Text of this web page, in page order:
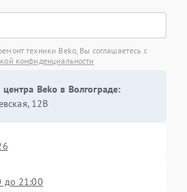
техники Beko, Вы соглашаетесь с
конфиденциальности
Beko в Волгограде:
12В
до 21:00